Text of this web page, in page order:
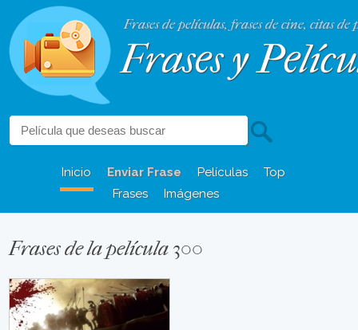
Frases de películas, frases de cine, citas de
Frases y
Inicio Enviar Frase Películas
Top
Frases
Imágenes
Frases de la película 300